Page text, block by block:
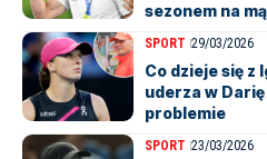
sezonem na
SPORT 29/03/2026
Co dzieje się z
uderza w
problemie
SPORT 23/03/2026